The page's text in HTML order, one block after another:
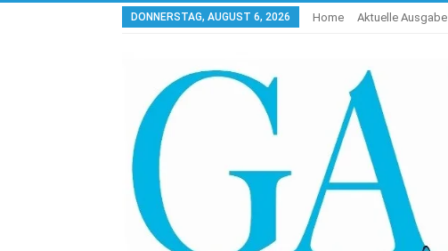
DONNERSTAG, AUGUST 6, 2026 Home Aktuelle Ausgabe